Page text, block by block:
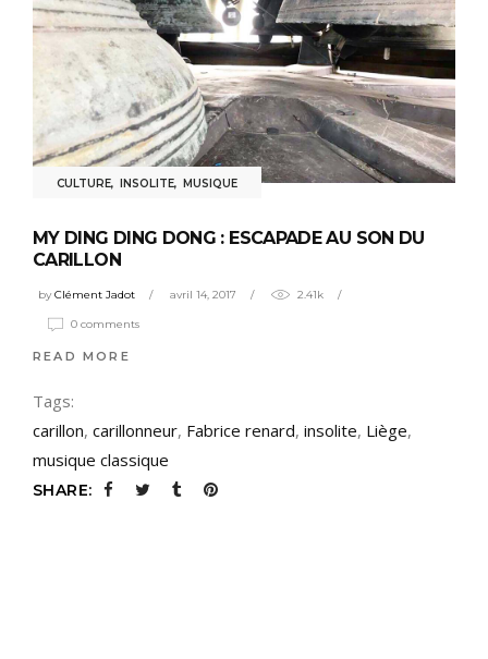
CULTURE, INSOLITE, MUSIQUE
MY DING DING DONG : ESCAPADE AU SON DU
CARILLON
byClément Jadot avril 14, 2017 2.41k
0 comments
READ MORE
Tags:
carillon, carillonneur, Fabrice renard, insolite, Liège,
musique classique
SHARE: